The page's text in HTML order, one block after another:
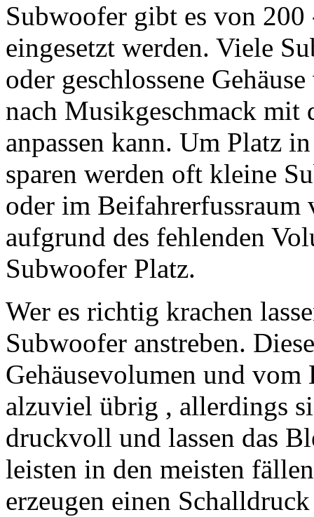
Subwoofer gibt es von
eingesetzt werden. Viele
oder geschlossene
nach Musikgeschmack mit
anpassen kann. Um Platz
sparen werden oft kleine
oder im Beifahrerfussraum
aufgrund des fehlenden
Subwoofer Platz.
Wer es richtig krachen
Subwoofer anstreben.
Gehäusevolumen und
alzuviel übrig , allerdings
druckvoll und lassen das
leisten in den meisten
erzeugen einen